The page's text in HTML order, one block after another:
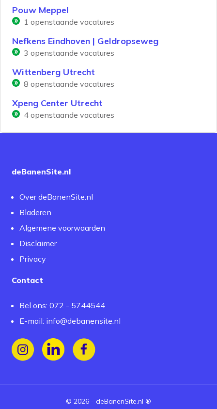
Pouw Meppel
1 openstaande vacatures
Nefkens Eindhoven | Geldropseweg
3 openstaande vacatures
Wittenberg Utrecht
8 openstaande vacatures
Xpeng Center Utrecht
4 openstaande vacatures
deBanenSite.nl
Over deBanenSite.nl
Bladeren
Algemene voorwaarden
Disclaimer
Privacy
Contact
Bel ons: 072 - 5744544
E-mail: info@debanensite.nl
© 2026 - deBanenSite.nl ®